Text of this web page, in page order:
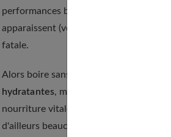
performances baissent (fatigue,
apparaissent (vertiges, nausées,
fatale.
Alors boire sans réserve, mais sans
hydratantes, mais aussi parce que
nourriture vitale pour le
d'ailleurs beaucoup à leur action sur